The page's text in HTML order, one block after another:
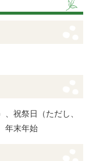
祝祭日（ただし、
年末年始